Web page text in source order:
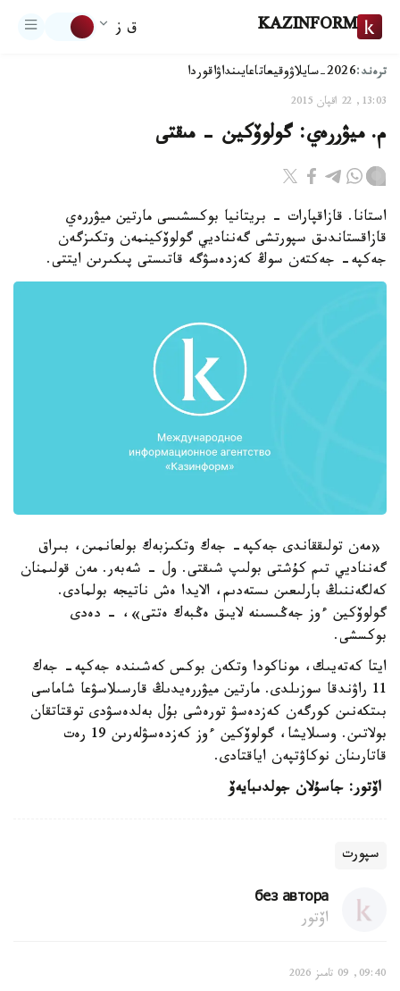
KAZINFORM ق ز
ترەند:2026-سايلاۋ وقيعاتاعايىنداۋاقوردا
13:03, 22 اقپان 2015
م. ميۋررەي: گولوۆكين - مىقتى
استانا. قازاقپارات - بريتانيا بوكسشىسى مارتين ميۋررەي
قازاقستاندىق سپورتشى گەنناديي گولوۆكينمەن وتكىزگەن
جەكپە- جەكتەن سوڭ كەزدەسۋگە قاتىستى پىكىرىن ايتتى.
«مەن تولىققاندى جەكپە- جەك وتكىزبەك بولعانمىن، بىراق
گەنناديي تىم كۇشتى بولىپ شىقتى. ول - شەبەر. مەن قولىمنان
كەلگەننىڭ بارلىعىن ىستەدىم، الايدا ەش ناتيجە بولمادى.
گولوۆكين ءوز جەڭىسىنە لايىق ەڭبەك ەتتى»، - دەدى
بوكسشى.
ايتا كەتەيىك، موناكودا وتكەن بوكس كەشىندە جەكپە- جەك
11 راۋندقا سوزىلدى. مارتين ميۋررەيدىڭ قارسىلاسۋعا شاماسى
بىتكەنىن كورگەن كەزدەسۋ تورەشى بۇل بەلدەسۋدى توقتاتقان
بولاتىن. وسىلايشا، گولوۆكين ءوز كەزدەسۋلەرىن 19 رەت
قاتارىنان نوكاۋتپەن اياقتادى.
اۆتور: جاسۇلان جولدىبايەۆ
سپورت
без автора
اۆتور
09:40, 09 تامىز 2026